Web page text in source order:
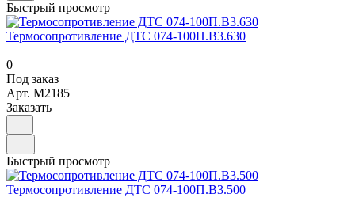
Быстрый просмотр
Термосопротивление ДТС 074-100П.В3.630
0
Под заказ
Арт. M2185
Заказать
Быстрый просмотр
Термосопротивление ДТС 074-100П.В3.500